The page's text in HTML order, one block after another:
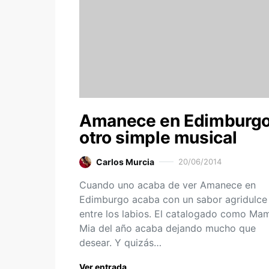
Amanece en
otro simple musical
Carlos Murcia 20/06/2014
Cuando uno acaba de ver Amanece en
Edimburgo acaba con un sabor agridulce
entre los labios. El catalogado como
Mia del año acaba dejando mucho que
desear. Y quizás…
Ver entrada